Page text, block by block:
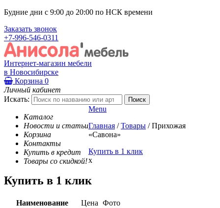
Будние дни с 9:00 до 20:00 по НСК времени
Заказать звонок
+7-996-546-0311
Интернет-магазин мебели
в Новосибирске
Корзина 0
Личный кабинет
Искать:
Каталог
Новости и статьи
Корзина
Контакты
Купить в кредит
Товары со скидкой!
Menu
Главная / Товары / Прихожая
«Савона»
Купить в 1 клик
x
Купить в 1 клик
Наименование Цена Фото